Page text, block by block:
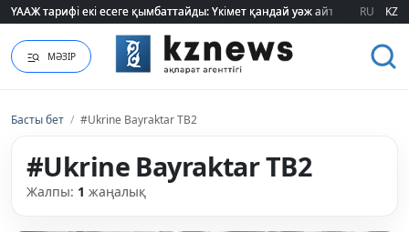
ҮААЖ тарифі екі есеге қымбаттайды: Үкімет қандай уәж айтады?
ҮААЖ тарифі екі есеге қымбаттайды: Үкімет қандай уәж айтады? RU KZ
МӘЗІР
Басты бет / #Ukrine Bayraktar TB2
#Ukrine Bayraktar TB2
Жалпы: 1 жаңалық